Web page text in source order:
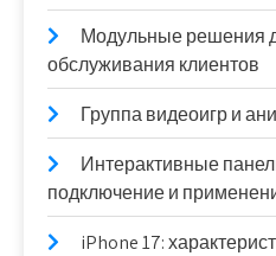
Модульные решения
обслуживания клиентов
Группа видеоигр и
Интерактивные
подключение и
iPhone 17: